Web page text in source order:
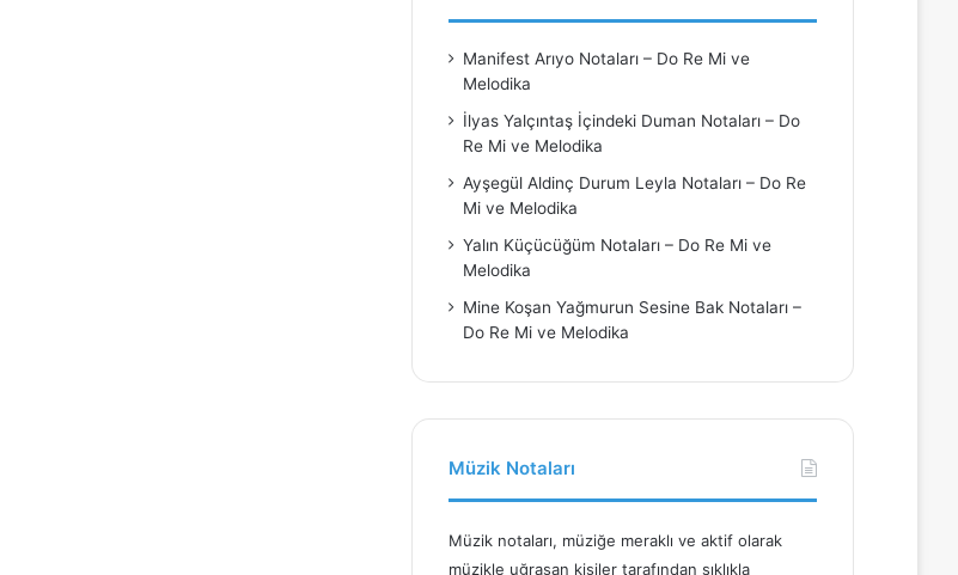
Manifest Arıyo Notaları – Do Re Mi ve
Melodika
İlyas Yalçıntaş İçindeki Duman Notaları – Do
Re Mi ve Melodika
Ayşegül Aldinç Durum Leyla Notaları – Do Re
Mi ve Melodika
Yalın Küçücüğüm Notaları – Do Re Mi ve
Melodika
Mine Koşan Yağmurun Sesine Bak Notaları –
Do Re Mi ve Melodika
Müzik Notaları
Müzik notaları, müziğe meraklı ve aktif olarak
müzikle uğraşan kişiler tarafından sıklıkla